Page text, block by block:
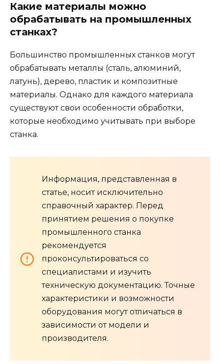
Какие материалы можно
обрабатывать на промышленных
станках?
Большинство промышленных станков могут
обрабатывать металлы (сталь, алюминий,
латунь), дерево, пластик и композитные
материалы. Однако для каждого материала
существуют свои особенности обработки,
которые необходимо учитывать при выборе
станка.
Информация, представленная в
статье, носит исключительно
справочный характер. Перед
принятием решения о покупке
промышленного станка
рекомендуется
проконсультироваться со
специалистами и изучить
техническую документацию. Точные
характеристики и возможности
оборудования могут отличаться в
зависимости от модели и
производителя.